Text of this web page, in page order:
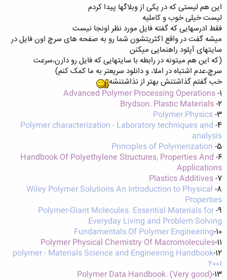
این هم لیستی که در یکی از وبلاگها پیدا کردم
لیست خیلی خوب و کاملیه
فقط ادرسهایی که گفته فایل مورد نظر اونجا نیست
میشه گفت در واقع اکثریتشون شما رو به صفحه های سرچ اون فایل در
سایتهای آپلود راهنمایی میکنن
(که این هم میتونه در رابطه با سایتهایی که فایل رو دارن،سرعت
سرچ،عدم اشتباه در املا، و دانلود سریعتر به ما کمک کنم)
خب گفتم گذاشتنش بهتر از نذاشتنشه
1-
Advanced Polymer Processing Operations
2-
Brydson. Plastic Materials
3-
Polymer Physics
4-
Polymer characterization - Laboratory techniques and
analysis
5-
Principles of Polymerization
6-
Handbook Of Polyethylene Structures, Properties And
Applications
7-
Plastics Additives
8-
Wiley Polymer Solutions An Introduction to Physical
Properties
9-
Polymer-Giant Molecules. Essential Materials for
Everyday Living and Problem Solving
10-
Fundamentals Of Polymer Engineering
11-
Polymer Physical Chemistry Of Macromolecules
12-
polymer - Materials Science and Engineering Handbook
2001
13-
Polymer Data Handbook. (Very good)